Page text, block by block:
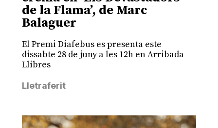
de la Flama’, de Marc
Balaguer
El Premi Diafebus es presenta este
dissabte 28 de juny a les 12h en Arribada
Llibres
Lletraferit